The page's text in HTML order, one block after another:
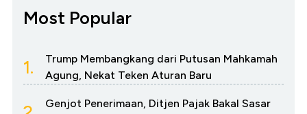
Most Popular
1.
Trump Membangkang dari Putusan Mahkamah
Agung, Nekat Teken Aturan Baru
Genjot Penerimaan, Ditjen Pajak Bakal Sasar